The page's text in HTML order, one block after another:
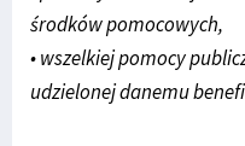
środków pomocowych,
• wszelkiej pomocy
udzielonej danemu